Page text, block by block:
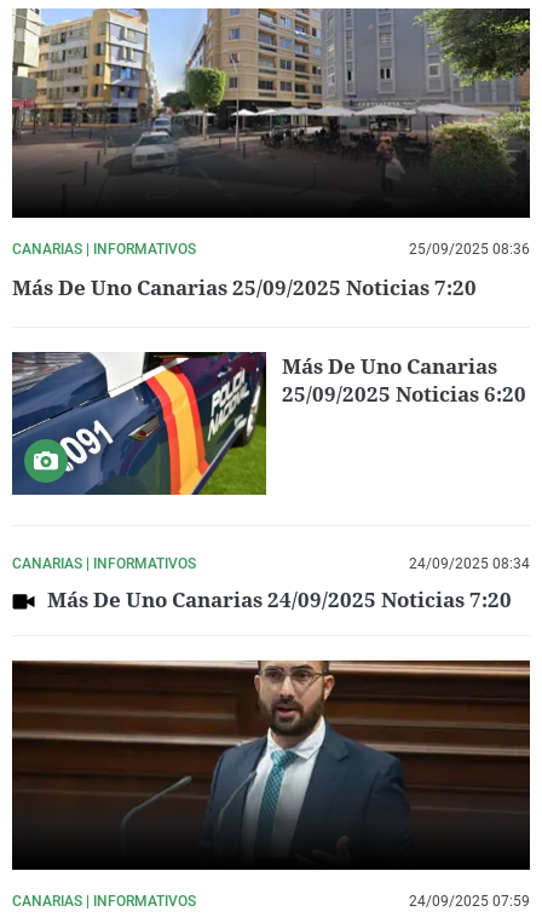
CANARIAS | INFORMATIVOS 25/09/2025 08:36
Más De Uno Canarias 25/09/2025 Noticias 7:20
Más De Uno Canarias
25/09/2025 Noticias 6:20
CANARIAS | INFORMATIVOS 24/09/2025 08:34
Más De Uno Canarias 24/09/2025 Noticias 7:20
CANARIAS | INFORMATIVOS 24/09/2025 07:59